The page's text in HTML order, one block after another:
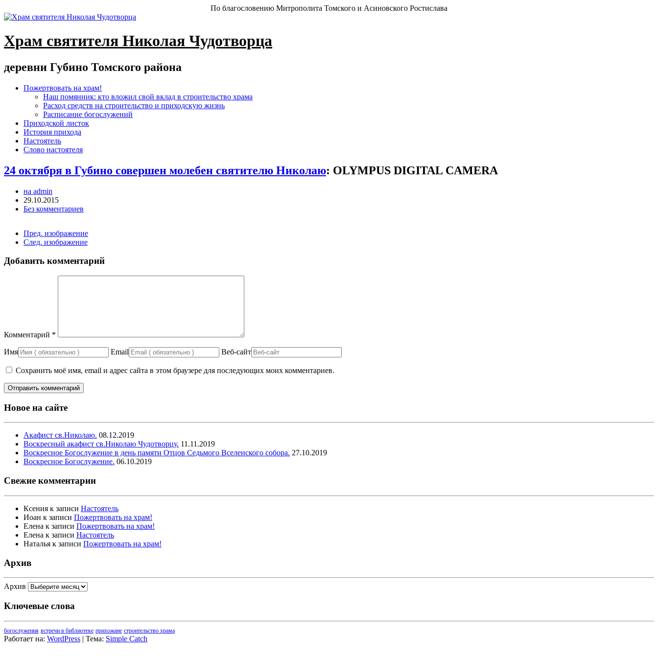
По благословению Митрополита Томского и Асиновского Ростислава
Храм святителя Николая Чудотворца
деревни Губино Томского района
Пожертвовать на храм!
Наш помянник: кто вложил свой вклад в строительство храма
Расход средств на строительство и приходскую жизнь
Расписание богослужений
Приходской листок
История прихода
Настоятель
Слово настоятеля
24 октября в Губино совершен молебен святителю Николаю: OLYMPUS DIGITAL CAMERA
на admin
29.10.2015
Без комментариев
Пред. изображение
След. изображение
Добавить комментарий
Комментарий *
Имя Email Веб-сайт
Сохранить моё имя, email и адрес сайта в этом браузере для последующих моих комментариев.
Новое на сайте
Акафист св.Николаю. 08.12.2019
Воскресный акафист св.Николаю Чудотворцу. 11.11.2019
Воскресное Богослужение в день памяти Отцов Седьмого Вселенского собора. 27.10.2019
Воскресное Богослужение. 06.10.2019
Свежие комментарии
Ксения к записи Настоятель
Иоан к записи Пожертвовать на храм!
Елена к записи Пожертвовать на храм!
Елена к записи Настоятель
Наталья к записи Пожертвовать на храм!
Архив
Архив
Ключевые слова
богослужения встречи в библиотеке прихожане строительство храма
Работает на: WordPress | Тема: Simple Catch